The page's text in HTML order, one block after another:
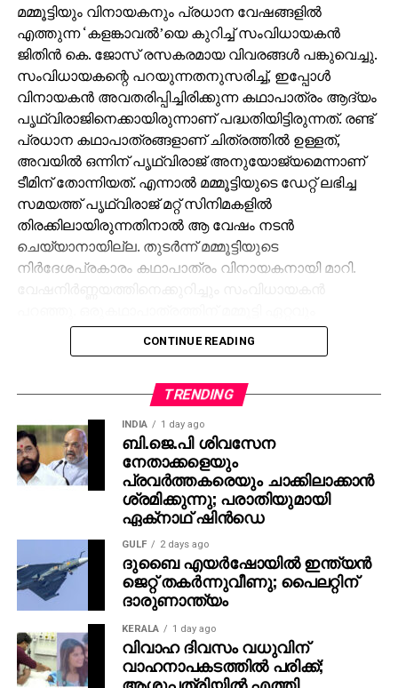
മമ്മൂട്ടിയും വിനായകനും പ്രധാന വേഷങ്ങളില്‍
എത്തുന്ന ‘കളങ്കാവല്‍’യെ കുറിച്ച് സംവിധായകന്‍
ജിതിന്‍ കെ. ജോസ് രസകരമായ വിവരങ്ങള്‍ പങ്കുവെച്ചു.
സംവിധായകന്റെ പറയുന്നതനുസരിച്ച്, ഇപ്പോള്‍
വിനായകന്‍ അവതരിപ്പിച്ചിരിക്കുന്ന കഥാപാത്രം ആദ്യം
പൃഥ്വിരാജിനെക്കായിരുന്നാണ് പദ്ധതിയിട്ടിരുന്നത്. രണ്ട്
പ്രധാന കഥാപാത്രങ്ങളാണ് ചിത്രത്തില്‍ ഉള്ളത്,
അവയില്‍ ഒന്നിന് പൃഥ്വിരാജ് അനുയോജ്യമെന്നാണ്
ടീമിന് തോന്നിയത്. എന്നാല്‍ മമ്മൂട്ടിയുടെ ഡേറ്റ് ലഭിച്ച
സമയത്ത് പൃഥ്വിരാജ് മറ്റ് സിനിമകളില്‍
തിരക്കിലായിരുന്നതിനാല്‍ ആ വേഷം നടന്‍
ചെയ്യാനായില്ല. തുടര്‍ന്ന് മമ്മൂട്ടിയുടെ
നിര്‍ദേശപ്രകാരം കഥാപാത്രം വിനായകനായി മാറി.
അനുയോജ്യനാണെന്ന് തോന്നിയതിനാല്‍
എക്‌സിക്യൂട്ടീവ് പ്രൊഡ്യൂസര്‍ വിവേക് ദാമോദരന്‍
തങ്ങള്‍ക്ക് മനസ്സിലുണ്ടായിരുന്നതുപോലെ തന്നെയാണ്
പൃഥ്വിരാജും ആ വേഷം മമ്മൂക്ക ചെയ്യണം എന്ന്
നിര്‍ദേശിച്ചതെന്നും അദ്ദേഹം വെളിപ്പെടുത്തി. ജിതിന്‍
കെ. ജോസ് പറഞ്ഞു പോലെ, വിനായകന്‍ അവതരിപ്പിച്ച
വേഷം തന്നെയാണ് ആദ്യം പൃഥ്വിരാജിന്
പരിഗണിച്ചത്. മമ്മൂട്ടി കമ്പനി നിര്‍മിച്ച ‘കളങ്കാവല്‍’
നവംബര്‍ 27ന് തീയേറ്ററുകളില്‍ റിലീസ് ചെയ്യും.
CONTINUE READING
TRENDING
INDIA 1 day ago
ബി.ജെ.പി ശിവസേന
നേതാക്കളെയും
പ്രവര്‍ത്തകരെയും ചാക്കിലാക്കാന്‍
ശ്രമിക്കുന്നു; പരാതിയുമായി
ഏക്‌നാഥ് ഷിന്‍ഡെ
GULF 2 days ago
ദുബൈ എയര്‍ഷോയില്‍ ഇന്ത്യന്‍
ജെറ്റ് തകര്‍ന്നുവീണു; പൈലറ്റിന്
ദാരുണാന്ത്യം
KERALA 1 day ago
വിവാഹ ദിവസം വധുവിന്
വാഹനാപകടത്തില്‍ പരിക്ക്;
ആശുപത്രിയില്‍ എത്തി